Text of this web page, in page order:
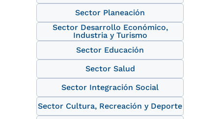
Sector Planeación
Sector Desarrollo Económico,
Industria y Turismo
Sector Educación
Sector Salud
Sector Integración Social
Sector Cultura, Recreación y Deporte